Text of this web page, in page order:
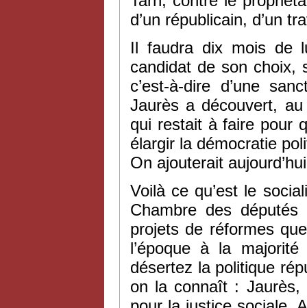
d’un républicain, d’un
Il faudra dix mois de
candidat de son choix,
c’est-à-dire d’une
Jaurès a découvert,
qui restait à faire pour
élargir la démocratie
On ajouterait
Voilà ce qu’est le
Chambre des
projets de réformes
l’époque à la
désertez la politique
on la connaît : Jaurès,